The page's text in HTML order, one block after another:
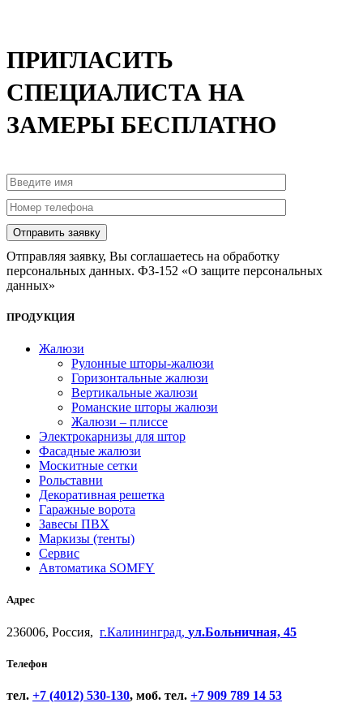
ПРИГЛАСИТЬ
СПЕЦИАЛИСТА НА
ЗАМЕРЫ БЕСПЛАТНО
Отправляя заявку, Вы соглашаетесь на обработку
персональных данных. ФЗ-152 «О защите персональных
данных»
ПРОДУКЦИЯ
Жалюзи
Рулонные шторы-жалюзи
Горизонтальные жалюзи
Вертикальные жалюзи
Романские шторы жалюзи
Жалюзи – плиссе
Электрокарнизы для штор
Фасадные жалюзи
Москитные сетки
Рольставни
Декоративная решетка
Гаражные ворота
Завесы ПВХ
Маркизы (тенты)
Сервис
Автоматика SOMFY
Адрес
236006, Россия, г.Калининград, ул.Больничная, 45
Телефон
тел. +7 (4012) 530-130, моб. тел. +7 909 789 14 53